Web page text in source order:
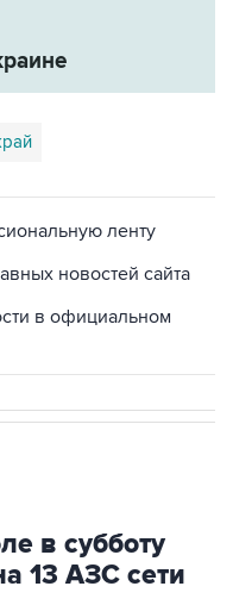
ленту
новостей сайта
в официальном
в субботу
13 АЗС сети